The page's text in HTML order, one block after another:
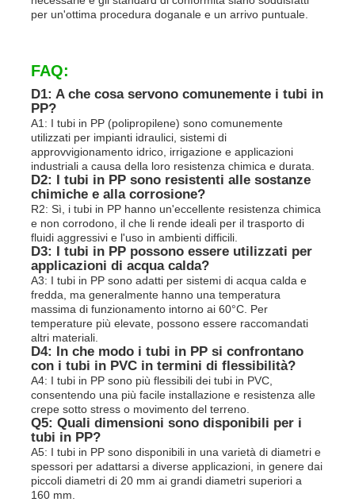
per un'ottima procedura doganale e un arrivo puntuale.
FAQ:
D1: A che cosa servono comunemente i tubi in
PP?
A1: I tubi in PP (polipropilene) sono comunemente
utilizzati per impianti idraulici, sistemi di
approvvigionamento idrico, irrigazione e applicazioni
industriali a causa della loro resistenza chimica e durata.
D2: I tubi in PP sono resistenti alle sostanze
chimiche e alla corrosione?
R2: Sì, i tubi in PP hanno un'eccellente resistenza chimica
e non corrodono, il che li rende ideali per il trasporto di
fluidi aggressivi e l'uso in ambienti difficili.
D3: I tubi in PP possono essere utilizzati per
applicazioni di acqua calda?
A3: I tubi in PP sono adatti per sistemi di acqua calda e
fredda, ma generalmente hanno una temperatura
massima di funzionamento intorno ai 60°C. Per
temperature più elevate, possono essere raccomandati
altri materiali.
D4: In che modo i tubi in PP si confrontano
con i tubi in PVC in termini di flessibilità?
A4: I tubi in PP sono più flessibili dei tubi in PVC,
consentendo una più facile installazione e resistenza alle
crepe sotto stress o movimento del terreno.
Q5: Quali dimensioni sono disponibili per i
tubi in PP?
A5: I tubi in PP sono disponibili in una varietà di diametri e
spessori per adattarsi a diverse applicazioni, in genere dai
piccoli diametri di 20 mm ai grandi diametri superiori a
160 mm.